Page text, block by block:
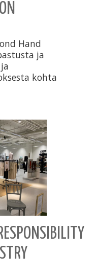
Hand
ja
kohta